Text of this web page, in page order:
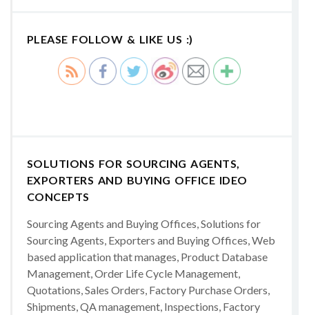
PLEASE FOLLOW & LIKE US :)
SOLUTIONS FOR SOURCING AGENTS,
EXPORTERS AND BUYING OFFICE IDEO
CONCEPTS
Sourcing Agents and Buying Offices, Solutions for
Sourcing Agents, Exporters and Buying Offices, Web
based application that manages, Product Database
Management, Order Life Cycle Management,
Quotations, Sales Orders, Factory Purchase Orders,
Shipments, QA management, Inspections, Factory